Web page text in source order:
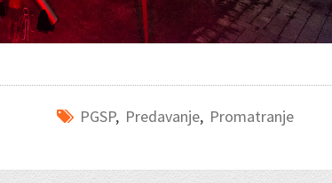
PGSP, Predavanje, Promatranje